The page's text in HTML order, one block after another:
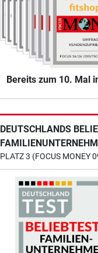
Bereits zum 10. Mal
DEUTSCHLANDS
PLATZ 3 (FOCUS MONEY